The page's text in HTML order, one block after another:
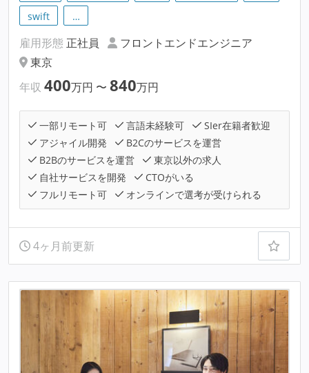
swift
…
雇用形態 正社員
フロントエンドエンジニア
東京
年収 400万円 〜 840万円
一部リモート可 言語未経験可
SIer在籍者歓迎
アジャイル開発
B2Cのサービスを運営
B2Bのサービスを運営
東京以外の求人
自社サービスを開発
CTOがいる
フルリモート可
オンラインで選考が受けられる
4ヶ月前更新